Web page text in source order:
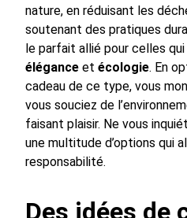
nature, en réduisant les
soutenant des pratiques
le parfait allié pour celles
élégance et écologie. En
cadeau de ce type, vous
vous souciez de
faisant plaisir. Ne vous
une multitude d’options qui
responsabilité.
Des idées de